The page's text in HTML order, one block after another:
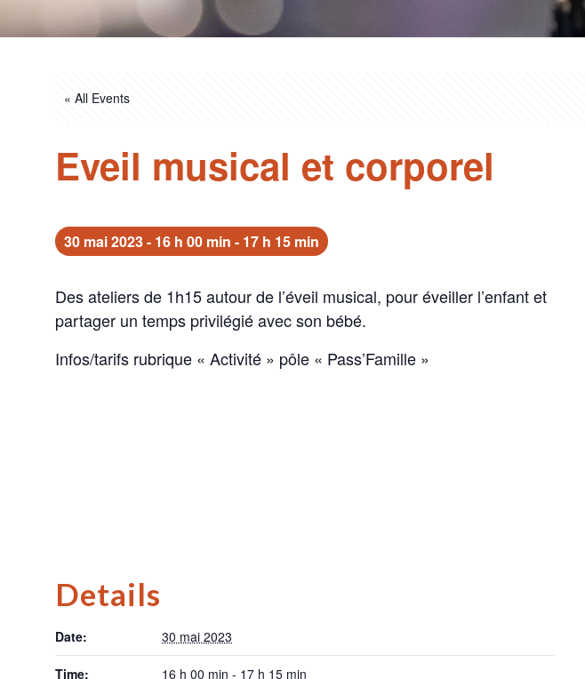
« All Events
Eveil musical et corporel
30 mai 2023 - 16 h 00 min - 17 h 15 min
Des ateliers de 1h15 autour de l’éveil musical, pour éveiller l’enfant et
partager un temps privilégié avec son bébé.
Infos/tarifs rubrique « Activité » pôle « Pass’Famille »
Details
Date: 30 mai 2023
Time: 16 h 00 min - 17 h 15 min